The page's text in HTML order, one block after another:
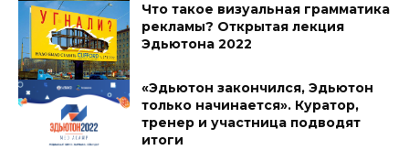
Что такое визуальная грамматика
рекламы? Открытая лекция
Эдьютона 2022
«Эдьютон закончился, Эдьютон
только начинается». Куратор,
тренер и участница подводят
итоги